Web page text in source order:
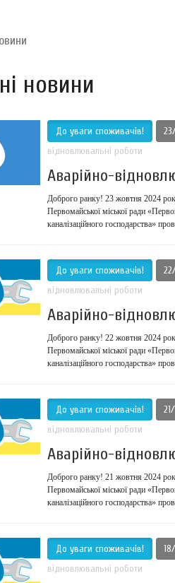
новини
До уваги споживачів!
відновлювальні роботи
Аварійно-
Доброго ранку! 23 жовтня 2024
Первомайської міської ради
каналізаційного господарства»
До уваги споживачів!
відновлювальні роботи
Аварійно-
Доброго ранку! 22 жовтня 2024
Первомайської міської ради
каналізаційного господарства»
До уваги споживачів!
відновлювальні роботи
Аварійно-
Доброго ранку! 21 жовтня 2024
Первомайської міської ради
каналізаційного господарства»
До уваги споживачів!
відновлювальні роботи